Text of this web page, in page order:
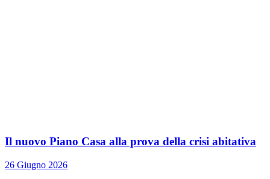
Il nuovo Piano Casa alla prova della crisi abitativa
26 Giugno 2026